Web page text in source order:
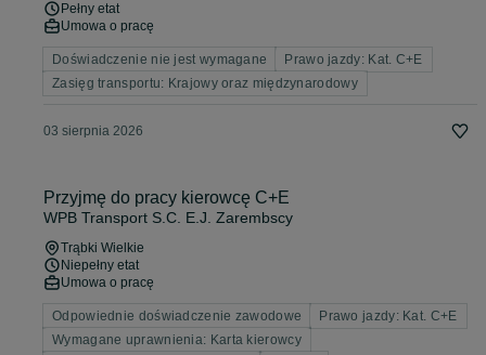
Pełny etat
Umowa o pracę
Doświadczenie nie jest wymagane
Prawo jazdy: Kat. C+E
Zasięg transportu: Krajowy oraz międzynarodowy
03 sierpnia 2026
Przyjmę do pracy kierowcę C+E
WPB Transport S.C. E.J. Zarembscy
Trąbki Wielkie
Niepełny etat
Umowa o pracę
Odpowiednie doświadczenie zawodowe
Prawo jazdy: Kat. C+E
Wymagane uprawnienia: Karta kierowcy